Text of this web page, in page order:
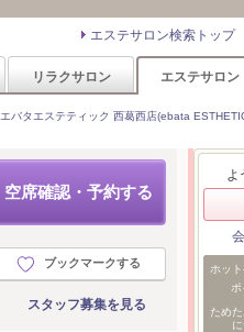
エステサロン検索トップ
リラクサロン エステサロン
エバタエステティック 西葛西店(ebata
空席確認・予約する
ブックマークする
スタッフ募集を見る
よ
ホッ
ため